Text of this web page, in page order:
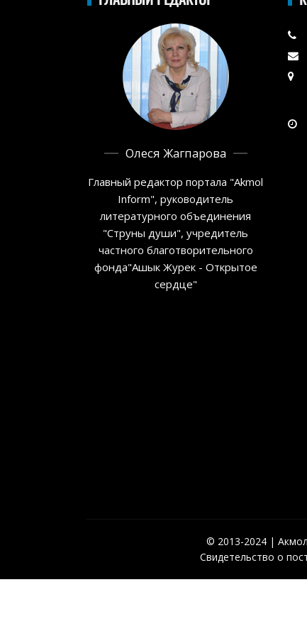
Олеся Жагпарова
Главный редактор портала "Akmol
Inform", руководитель
литературного объединения
"Струны души", учредитель
частного благотворительного
фонда"Ашык Журек - Открытое
сердце"
© 2013-2024 |
Свидетельство о